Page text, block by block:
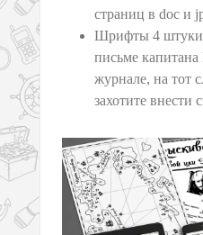
страниц в doc и
Шрифты 4 штуки
письме
журнале, на тот
захотите внести